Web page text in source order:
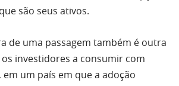
são seus ativos.
de uma passagem também é outra
investidores a consumir com
em um país em que a adoção